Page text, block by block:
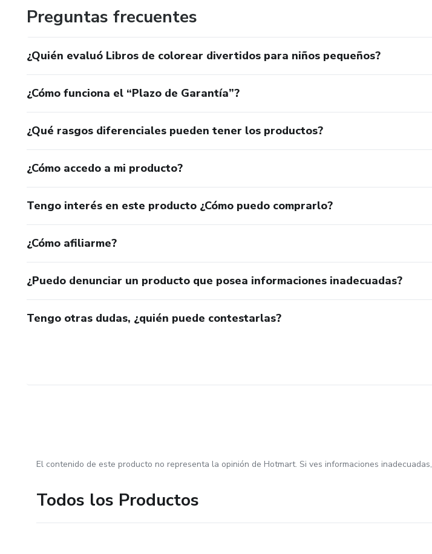
Preguntas frecuentes
¿Quién evaluó Libros de colorear divertidos para niños pequeños?
¿Cómo funciona el “Plazo de Garantía”?
¿Qué rasgos diferenciales pueden tener los productos?
¿Cómo accedo a mi producto?
Tengo interés en este producto ¿Cómo puedo comprarlo?
¿Cómo afiliarme?
¿Puedo denunciar un producto que posea informaciones inadecuadas?
Tengo otras dudas, ¿quién puede contestarlas?
El contenido de este producto no representa la opinión de Hotmart. Si ves informaciones inadecuadas,
Todos los Productos